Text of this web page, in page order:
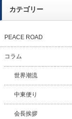
カテゴリー
PEACE ROAD
コラム
世界潮流
中東便り
会長挨拶